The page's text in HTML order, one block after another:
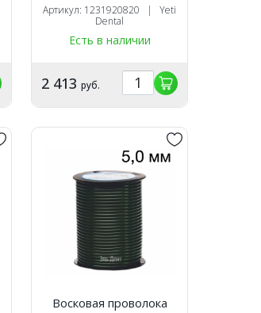
Yeti
Артикул: 1231920820 | Yeti
Dental
Есть в наличии
2 413 руб.
Восковая проволока